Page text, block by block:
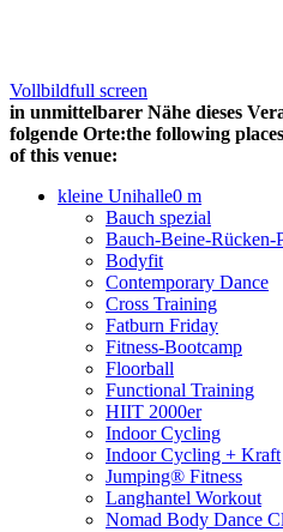
Vollbildfull screen
in unmittelbarer Nähe dieses
folgende Orte:the following
of this venue:
kleine Unihalle0 m
Bauch spezial
Bauch-Beine-Rücken-
Bodyfit
Contemporary Dance
Cross Training
Fatburn Friday
Fitness-Bootcamp
Floorball
Functional Training
HIIT 2000er
Indoor Cycling
Indoor Cycling + Kraft
Jumping® Fitness
Langhantel Workout
Nomad Body Dance